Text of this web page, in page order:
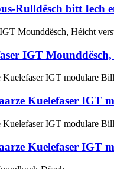
Rulldësch bitt Iech
IGT
Kuelefaser IGT
Kuelefaser IGT